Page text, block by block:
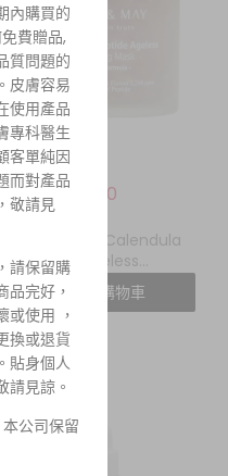
HKD $145.00
HKD $115.00
Mary & May
Mary&May Calendula
Peptide Ageless
Sleeping Mask 110G 金盞
花勝肽無齡晚安面膜
加入購物車
內購買的
費贈品,
質問題的
皮膚容易
使用產品
專科醫生
客單純因
而對產品
敬請見
請保留購
品完好，
或使用 ，
換或退貨
貼身個人
請見諒。
公司保留